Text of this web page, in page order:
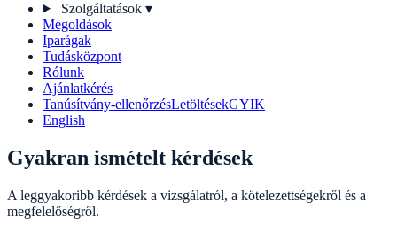
Szolgáltatások ▾
Megoldások
Iparágak
Tudásközpont
Rólunk
Ajánlatkérés
Tanúsítvány-ellenőrzésLetöltésekGYIK
English
Gyakran ismételt kérdések
A leggyakoribb kérdések a vizsgálatról, a kötelezettségekről és a
megfelelőségről.